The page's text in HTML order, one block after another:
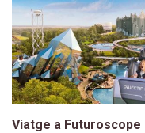
Viatge a Futuroscope